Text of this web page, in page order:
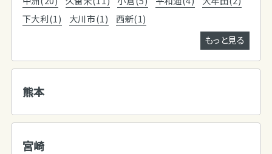
下大利(1)
大川市(1)
西新(1)
もっと見る
熊本
宮崎